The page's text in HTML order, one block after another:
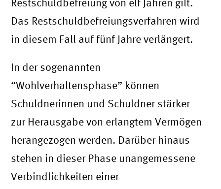
Restschuldbefreiung von elf Jahren gilt.
Das Restschuldbefreiungsverfahren wird
in diesem Fall auf fünf Jahre verlängert.
In der sogenannten
“Wohlverhaltensphase” können
Schuldnerinnen und Schuldner stärker
zur Herausgabe von erlangtem Vermögen
herangezogen werden. Darüber hinaus
stehen in dieser Phase unangemessene
Verbindlichkeiten einer